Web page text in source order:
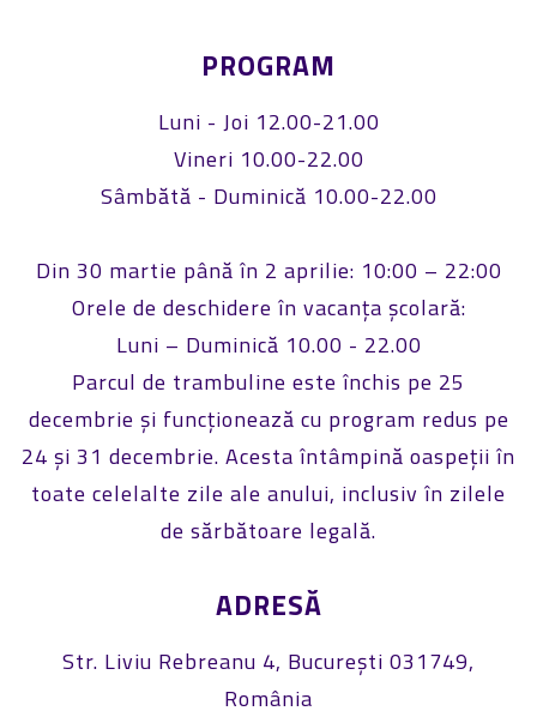
PROGRAM
Luni - Joi 12.00-21.00
Vineri 10.00-22.00
Sâmbătă - Duminică 10.00-22.00
Din 30 martie până în 2 aprilie: 10:00 – 22:00
Orele de deschidere în vacanța școlară:
Luni – Duminică 10.00 - 22.00
Parcul de trambuline este închis pe 25
decembrie și funcționează cu program redus pe
24 și 31 decembrie. Acesta întâmpină oaspeții în
toate celelalte zile ale anului, inclusiv în zilele
de sărbătoare legală.
ADRESĂ
Str. Liviu Rebreanu 4, București 031749,
România